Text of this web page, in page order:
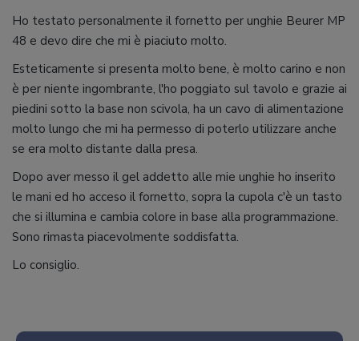
Ho testato personalmente il fornetto per unghie Beurer MP
48 e devo dire che mi è piaciuto molto.
Esteticamente si presenta molto bene, è molto carino e non
è per niente ingombrante, l'ho poggiato sul tavolo e grazie ai
piedini sotto la base non scivola, ha un cavo di alimentazione
molto lungo che mi ha permesso di poterlo utilizzare anche
se era molto distante dalla presa.
Dopo aver messo il gel addetto alle mie unghie ho inserito
le mani ed ho acceso il fornetto, sopra la cupola c'è un tasto
che si illumina e cambia colore in base alla programmazione.
Sono rimasta piacevolmente soddisfatta.
Lo consiglio.